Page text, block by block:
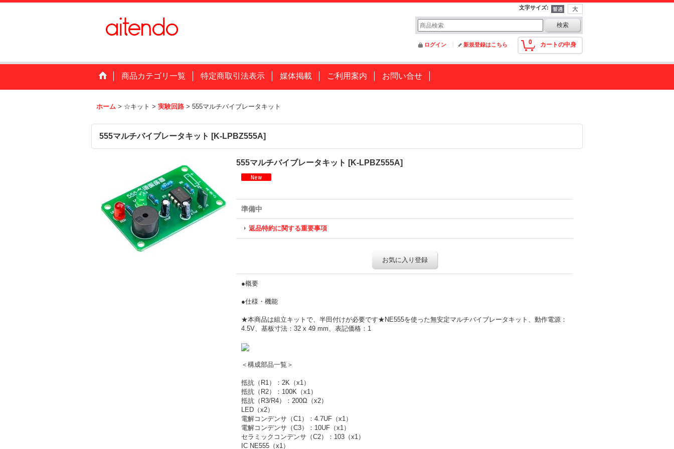
文字サイズ:
0 カートの中身
ログイン 新規登録はこちら
商品カテゴリ一覧 特定商取引法表示 媒体掲載 ご利用案内 お問い合せ
ホーム > ☆キット > 実験回路 > 555マルチバイブレータキット
555マルチバイブレータキット [K-LPBZ555A]
555マルチバイブレータキット [K-LPBZ555A]
準備中
返品特約に関する重要事項
お気に入り登録
●概要
●仕様・機能
★本商品は組立キットで、半田付けが必要です★NE555を使った無安定マルチバイブレータキット、動作電源：
4.5V、基板寸法：32 x 49 mm、表記価格：1
＜構成部品一覧＞
抵抗（R1）：2K（x1）
抵抗（R2）：100K（x1）
抵抗（R3/R4）：200Ω（x2）
LED（x2）
電解コンデンサ（C1）：4.7UF（x1）
電解コンデンサ（C3）：10UF（x1）
セラミックコンデンサ（C2）：103（x1）
IC NE555（x1）